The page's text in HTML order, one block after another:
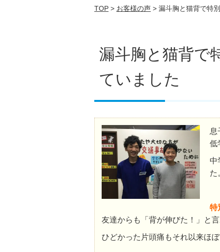
TOP > お客様の声 > 漏斗胸と猫背で特
漏斗胸と猫背で
ていました
息
低
中
た
特
友達からも「背が伸びた！」と
ひどかった片頭痛もそれ以来ほ